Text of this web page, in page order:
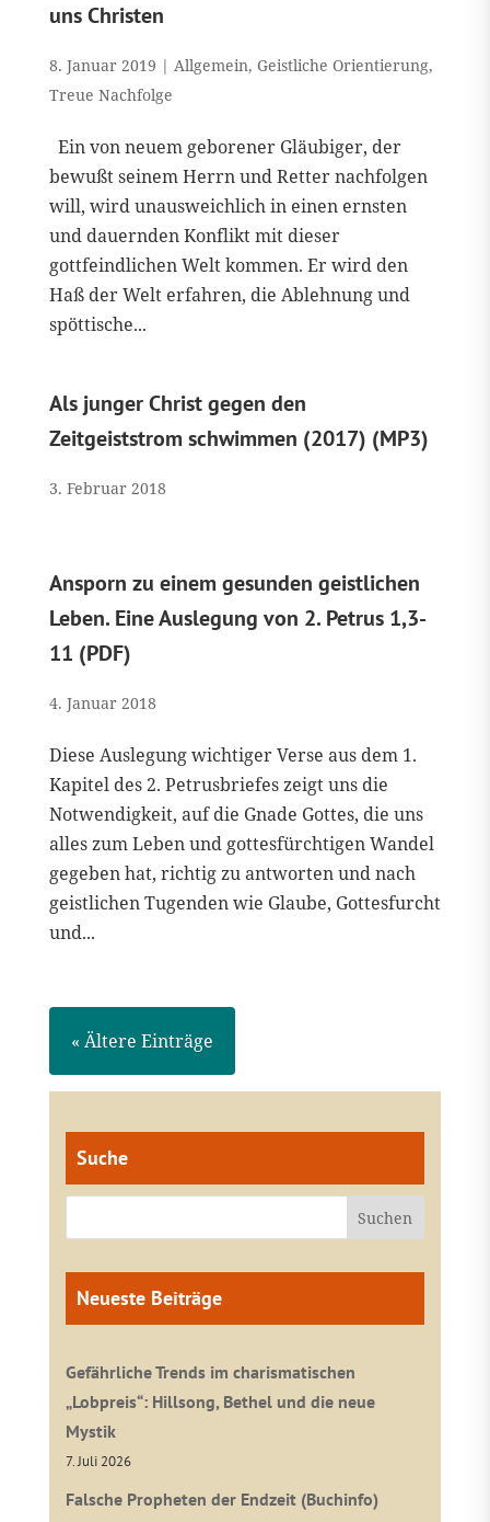
uns Christen
8. Januar 2019 | Allgemein, Geistliche Orientierung,
Treue Nachfolge
Ein von neuem geborener Gläubiger, der
bewußt seinem Herrn und Retter nachfolgen
will, wird unausweichlich in einen ernsten
und dauernden Konflikt mit dieser
gottfeindlichen Welt kommen. Er wird den
Haß der Welt erfahren, die Ablehnung und
spöttische...
Als junger Christ gegen den
Zeitgeiststrom schwimmen (2017) (MP3)
3. Februar 2018
Ansporn zu einem gesunden geistlichen
Leben. Eine Auslegung von 2. Petrus 1,3-
11 (PDF)
4. Januar 2018
Diese Auslegung wichtiger Verse aus dem 1.
Kapitel des 2. Petrusbriefes zeigt uns die
Notwendigkeit, auf die Gnade Gottes, die uns
alles zum Leben und gottesfürchtigen Wandel
gegeben hat, richtig zu antworten und nach
geistlichen Tugenden wie Glaube, Gottesfurcht
und...
« Ältere Einträge
Suche
Neueste Beiträge
Gefährliche Trends im charismatischen
„Lobpreis“: Hillsong, Bethel und die neue
Mystik
7. Juli 2026
Falsche Propheten der Endzeit (Buchinfo)